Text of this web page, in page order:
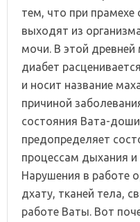
тем, что при
выходят из
мочи. В этой
диабет
и носит название
причиной
состояния Вата-
предопределяет
процессам дыхания и
Нарушения в работе
дхату, тканей тела,
работе Ваты. Вот